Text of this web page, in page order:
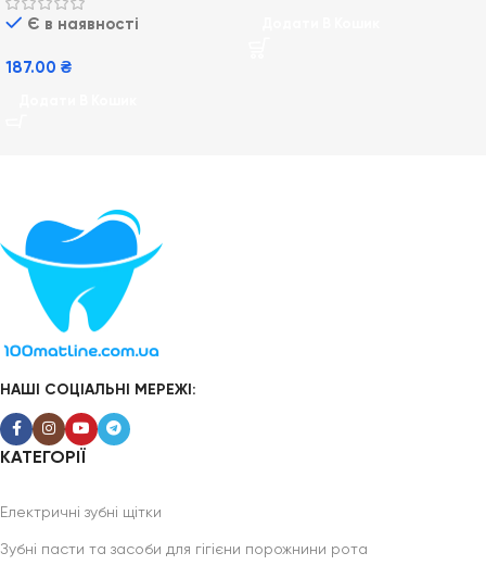
Є в наявності
187.00 ₴
НАШІ СОЦІАЛЬНІ МЕРЕЖІ:
КАТЕГОРІЇ
Електричні зубні щітки
Зубні пасти та засоби для гігієни порожнини рота